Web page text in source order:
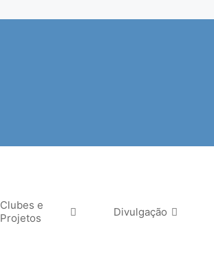
Clubes e
Projetos
Divulgação